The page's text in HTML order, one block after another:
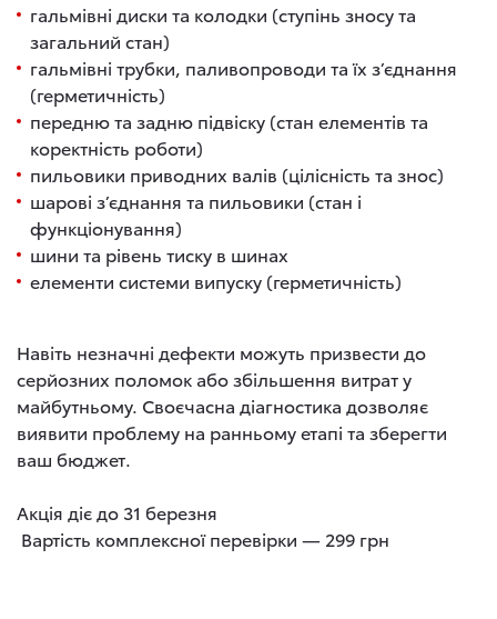
гальмівні диски та колодки (ступінь зносу та
загальний стан)
гальмівні трубки, паливопроводи та їх з’єднання
(герметичність)
передню та задню підвіску (стан елементів та
коректність роботи)
пильовики приводних валів (цілісність та знос)
шарові з’єднання та пильовики (стан і
функціонування)
шини та рівень тиску в шинах
елементи системи випуску (герметичність)
Навіть незначні дефекти можуть призвести до
серйозних поломок або збільшення витрат у
майбутньому. Своєчасна діагностика дозволяє
виявити проблему на ранньому етапі та зберегти
ваш бюджет.
Акція діє до 31 березня
Вартість комплексної перевірки — 299 грн